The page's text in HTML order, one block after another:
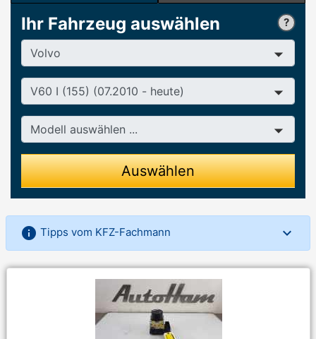
Ihr Fahrzeug auswählen
Hersteller
Baureihe
Modell
Auswählen
info Tipps vom KFZ-Fachmann